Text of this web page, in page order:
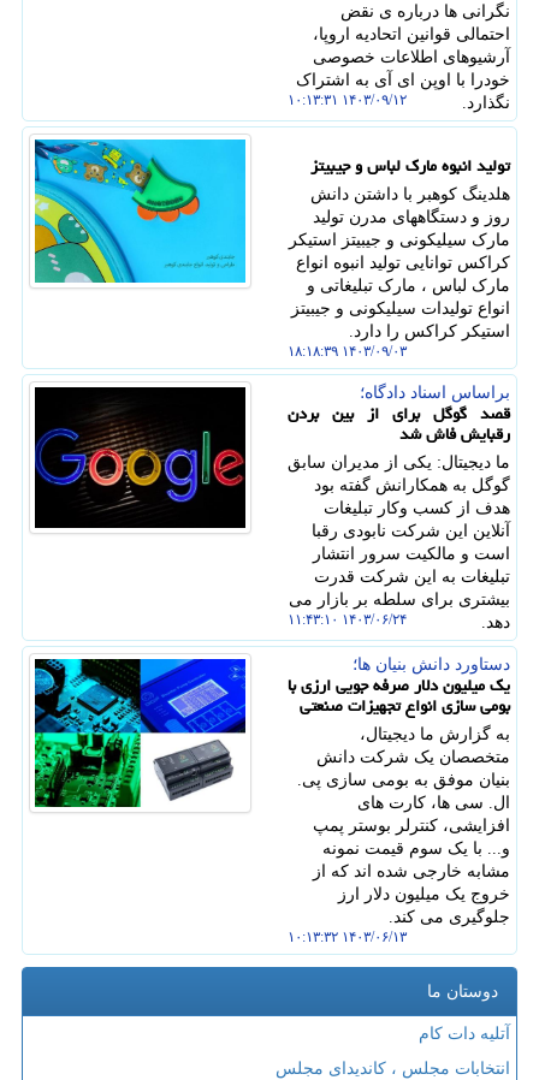
نگرانی ها درباره ی نقض
احتمالی قوانین اتحادیه اروپا،
آرشیوهای اطلاعات خصوصی
خودرا با اوپن ای آی به اشتراک
نگذارد.
۱۴۰۳/۰۹/۱۲ ۱۰:۱۳:۳۱
تولید انبوه مارک لباس و جیبیتز
هلدینگ کوهبر با داشتن دانش
روز و دستگاههای مدرن تولید
مارک سیلیکونی و جیبیتز استیکر
کراکس توانایی تولید انبوه انواع
مارک لباس ، مارک تبلیغاتی و
انواع تولیدات سیلیکونی و جیبیتز
استیکر کراکس را دارد.
۱۴۰۳/۰۹/۰۳ ۱۸:۱۸:۳۹
براساس اسناد دادگاه؛
قصد گوگل برای از بین بردن
رقبایش فاش شد
ما دیجیتال: یکی از مدیران سابق
گوگل به همکارانش گفته بود
هدف از کسب وکار تبلیغات
آنلاین این شرکت نابودی رقبا
است و مالکیت سرور انتشار
تبلیغات به این شرکت قدرت
بیشتری برای سلطه بر بازار می
دهد.
۱۴۰۳/۰۶/۲۴ ۱۱:۴۳:۱۰
دستاورد دانش بنیان ها؛
یک میلیون دلار صرفه جویی ارزی با
بومی سازی انواع تجهیزات صنعتی
به گزارش ما دیجیتال،
متخصصان یک شرکت دانش
بنیان موفق به بومی سازی پی.
ال. سی ها، کارت های
افزایشی، کنترلر بوستر پمپ
و... با یک سوم قیمت نمونه
مشابه خارجی شده اند که از
خروج یک میلیون دلار ارز
جلوگیری می کند.
۱۴۰۳/۰۶/۱۳ ۱۰:۱۳:۳۲
دوستان ما
آتلیه دات کام
انتخابات مجلس ، کاندیدای مجلس